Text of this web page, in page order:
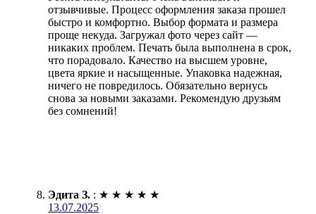
отзывчивые. Процесс оформления заказа прошел
быстро и комфортно. Выбор формата и размера
проще некуда. Загружал фото через сайт —
никаких проблем. Печать была выполнена в срок,
что порадовало. Качество на высшем уровне,
цвета яркие и насыщенные. Упаковка надежная,
ничего не повредилось. Обязательно вернусь
снова за новыми заказами. Рекомендую друзьям
без сомнений!
Эдита З. : ★ ★ ★ ★ ★
13.07.2025